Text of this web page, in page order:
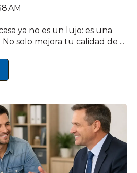
AM
ya no es un lujo: es una
solo mejora tu calidad de ...